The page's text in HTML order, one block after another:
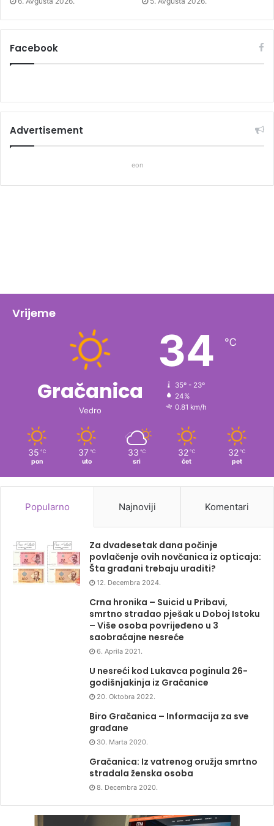
Facebook
Advertisement
eon
Vrijeme
Gračanica
Vedro
34 ℃
35º - 23º
24%
0.81 km/h
35 ℃
pon
37 ℃
uto
33 ℃
sri
32 ℃
čet
32 ℃
pet
Popularno Najnoviji Komentari
Za dvadesetak dana počinje
povlačenje ovih novčanica iz opticaja:
Šta građani trebaju uraditi?
12. Decembra 2024.
Crna hronika – Suicid u Pribavi,
smrtno stradao pješak u Doboj Istoku
– Više osoba povrijeđeno u 3
saobraćajne nesreće
6. Aprila 2021.
U nesreći kod Lukavca poginula 26-
godišnjakinja iz Gračanice
20. Oktobra 2022.
Biro Gračanica – Informacija za sve
građane
30. Marta 2020.
Gračanica: Iz vatrenog oružja smrtno
stradala ženska osoba
8. Decembra 2020.